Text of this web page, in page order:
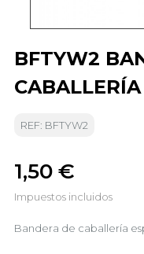
BFTYW2
REF: BFTYW2
1,50 €
Impuestos incluidos
Bandera de caballería